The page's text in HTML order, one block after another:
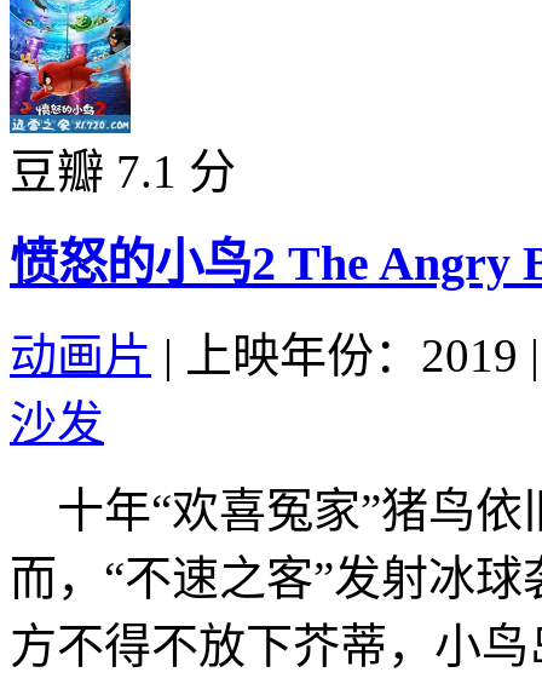
豆瓣 7.1 分
愤怒的小鸟2 The Angry
动画片 | 上映年份：2019 |
沙发
十年“欢喜冤家”猪鸟依
而，“不速之客”发射冰
方不得不放下芥蒂，小